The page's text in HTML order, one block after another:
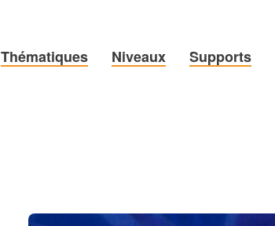
Thématiques Niveaux Supports